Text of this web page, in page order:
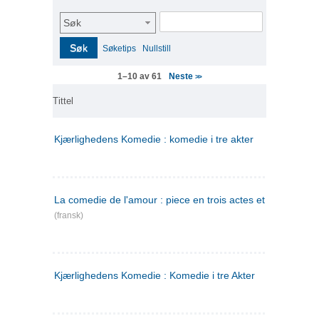
Søk
Søk Søketips Nullstill
1–10 av 61 Neste>>
Tittel
Kjærlighedens Komedie : komedie i tre akter
La comedie de l'amour : piece en trois actes et en vers
(fransk)
Kjærlighedens Komedie : Komedie i tre Akter